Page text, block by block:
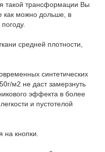
такой трансформации Вы
как можно дольше, в
средней плотности,
синтетических
м2 не даст замерзнуть
эффекта в более
и пустотелой
на кнопки.